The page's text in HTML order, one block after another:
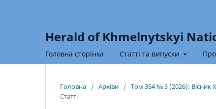
Herald of Khmelnytskyi
Головна сторінка Статті та випуски
Головна / Архіви / Том 354 № 3 (2026): Вісник
Статті